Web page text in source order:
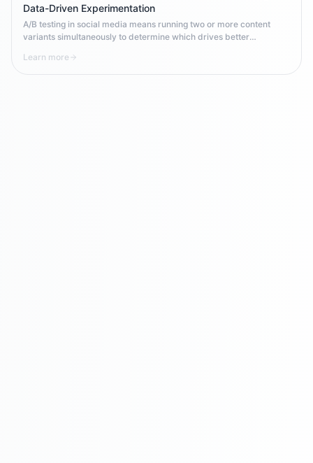
Data-Driven Experimentation
A/B testing in social media means running two or more content
variants simultaneously to determine which drives better
evidence, enabling brands to continuously improve performance
across Facebook, Instagram, TikTok, LinkedIn, and beyond.
Learn more